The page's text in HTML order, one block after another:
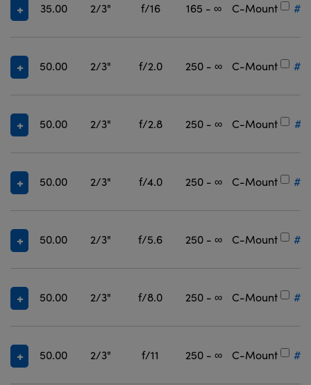
35.00 2/3" f/16 165 - ∞ C-Mount
50.00 2/3" f/2.0 250 - ∞ C-Mount
50.00 2/3" f/2.8 250 - ∞ C-Mount
50.00 2/3" f/4.0 250 - ∞ C-Mount
50.00 2/3" f/5.6 250 - ∞ C-Mount
50.00 2/3" f/8.0 250 - ∞ C-Mount
50.00 2/3" f/11 250 - ∞ C-Mount